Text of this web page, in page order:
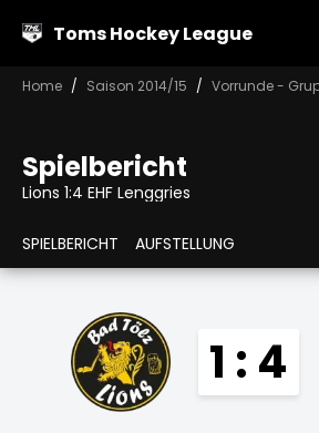
Toms Hockey League
Home Saison 2014/15 Vorrunde -
Spielbericht
Lions 1:4 EHF Lenggries
SPIELBERICHT AUFSTELLUNG
1 : 4